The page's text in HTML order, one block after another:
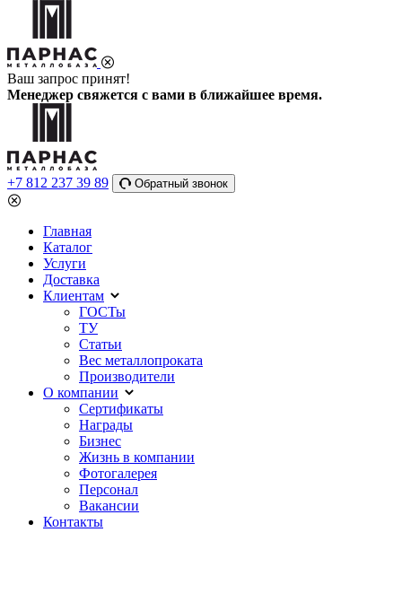
Ваш запрос принят!
Менеджер свяжется с вами в ближайшее время.
+7 812 237 39 89 Обратный звонок
Главная
Каталог
Услуги
Доставка
Клиентам
ГОСТы
ТУ
Статьи
Вес металлопроката
Производители
О компании
Сертификаты
Награды
Бизнес
Жизнь в компании
Фотогалерея
Персонал
Вакансии
Контакты